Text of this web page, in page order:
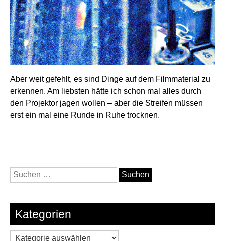
Aber weit gefehlt, es sind Dinge auf dem Filmmaterial zu
erkennen. Am liebsten hätte ich schon mal alles durch
den Projektor jagen wollen – aber die Streifen müssen
erst ein mal eine Runde in Ruhe trocknen.
Suchen
nach:
Kategorien
Kategorien